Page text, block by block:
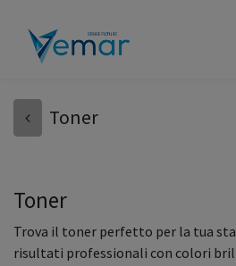
Toner
Toner
Trova il toner perfetto per la tua
risultati professionali con colori